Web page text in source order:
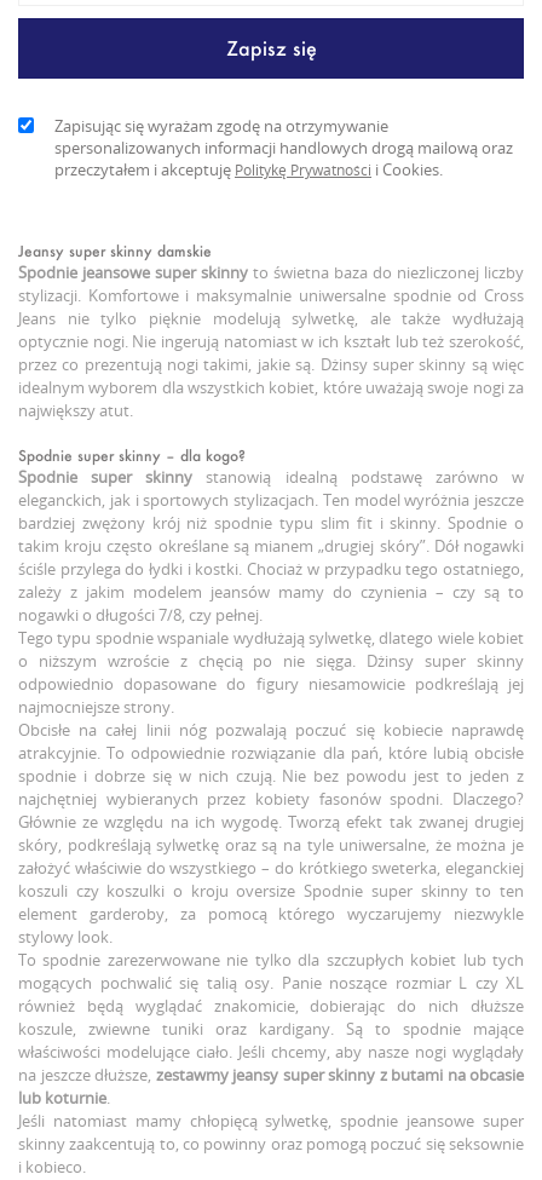
Zapisując się wyrażam zgodę na otrzymywanie
spersonalizowanych informacji handlowych drogą mailową oraz
przeczytałem i akceptuję Politykę Prywatności i Cookies.
Jeansy super skinny damskie
Spodnie jeansowe super skinny to świetna baza do niezliczonej liczby
stylizacji. Komfortowe i maksymalnie uniwersalne spodnie od Cross
Jeans nie tylko pięknie modelują sylwetkę, ale także wydłużają
optycznie nogi. Nie ingerują natomiast w ich kształt lub też szerokość,
przez co prezentują nogi takimi, jakie są. Dżinsy super skinny są więc
idealnym wyborem dla wszystkich kobiet, które uważają swoje nogi za
największy atut.
Spodnie super skinny – dla kogo?
Spodnie super skinny stanowią idealną podstawę zarówno w
eleganckich, jak i sportowych stylizacjach. Ten model wyróżnia jeszcze
bardziej zwężony krój niż spodnie typu slim fit i skinny. Spodnie o
takim kroju często określane są mianem „drugiej skóry”. Dół nogawki
ściśle przylega do łydki i kostki. Chociaż w przypadku tego ostatniego,
zależy z jakim modelem jeansów mamy do czynienia – czy są to
nogawki o długości 7/8, czy pełnej.
Tego typu spodnie wspaniale wydłużają sylwetkę, dlatego wiele kobiet
o niższym wzroście z chęcią po nie sięga. Dżinsy super skinny
odpowiednio dopasowane do figury niesamowicie podkreślają jej
najmocniejsze strony.
Obcisłe na całej linii nóg pozwalają poczuć się kobiecie naprawdę
atrakcyjnie. To odpowiednie rozwiązanie dla pań, które lubią obcisłe
spodnie i dobrze się w nich czują. Nie bez powodu jest to jeden z
najchętniej wybieranych przez kobiety fasonów spodni. Dlaczego?
Głównie ze względu na ich wygodę. Tworzą efekt tak zwanej drugiej
skóry, podkreślają sylwetkę oraz są na tyle uniwersalne, że można je
założyć właściwie do wszystkiego – do krótkiego sweterka, eleganckiej
koszuli czy koszulki o kroju oversize Spodnie super skinny to ten
element garderoby, za pomocą którego wyczarujemy niezwykle
stylowy look.
To spodnie zarezerwowane nie tylko dla szczupłych kobiet lub tych
mogących pochwalić się talią osy. Panie noszące rozmiar L czy XL
również będą wyglądać znakomicie, dobierając do nich dłuższe
koszule, zwiewne tuniki oraz kardigany. Są to spodnie mające
właściwości modelujące ciało. Jeśli chcemy, aby nasze nogi wyglądały
na jeszcze dłuższe, zestawmy jeansy super skinny z butami na obcasie
lub koturnie.
Jeśli natomiast mamy chłopięcą sylwetkę, spodnie jeansowe super
skinny zaakcentują to, co powinny oraz pomogą poczuć się seksownie
i kobieco.